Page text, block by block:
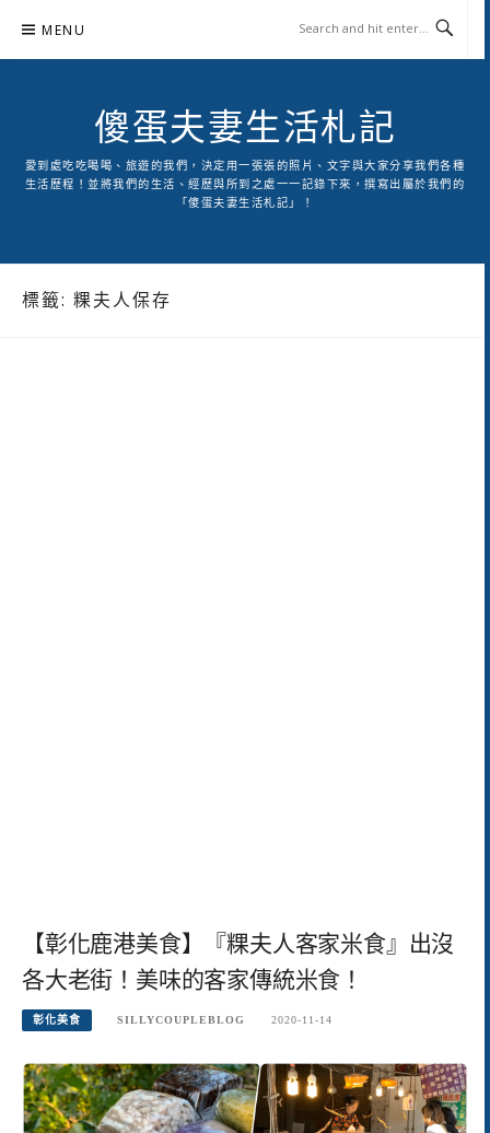
content
MENU
傻蛋夫妻生活札記
愛到處吃吃喝喝、旅遊的我們，決定用一張張的照片、文字與大家分享我們各種
生活歷程！並將我們的生活、經歷與所到之處一一記錄下來，撰寫出屬於我們的
「傻蛋夫妻生活札記」！
標籤: 粿夫人保存
【彰化鹿港美食】『粿夫人客家米食』出沒
各大老街！美味的客家傳統米食！
彰化美食 SILLYCOUPLEBLOG 2020-11-14